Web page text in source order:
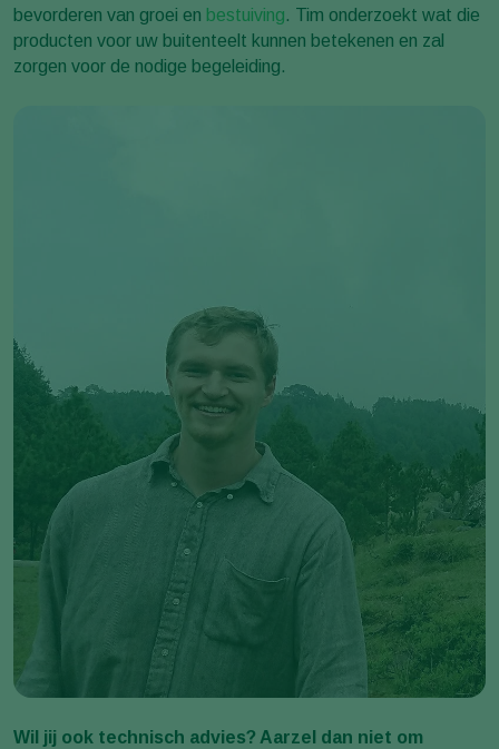
bevorderen van groei en bestuiving. Tim onderzoekt wat die
producten voor uw buitenteelt kunnen betekenen en zal
zorgen voor de nodige begeleiding.
Wil jij ook technisch advies? Aarzel dan niet om